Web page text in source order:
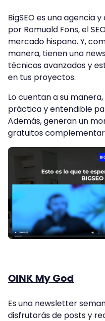
BigSEO es una agencia
por Romuald Fons, el
mercado hispano. Y,
manera, tienen una
técnicas avanzadas y
en tus proyectos.
Lo cuentan a su
práctica y entendible
Además, generan un
gratuitos
OINK My God
Es una newsletter
disfrutarás de posts y